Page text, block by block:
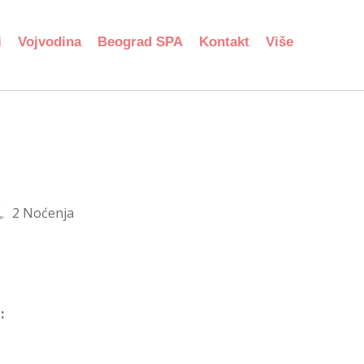
Vojvodina Beograd SPA Kontakt Više
2 Noćenja